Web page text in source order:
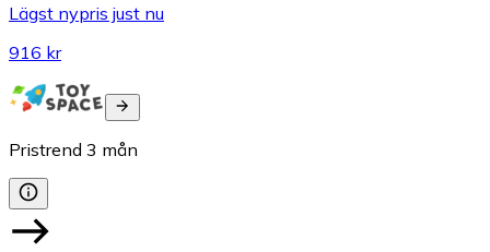
Lägst nypris just nu
916 kr
Pristrend 3 mån